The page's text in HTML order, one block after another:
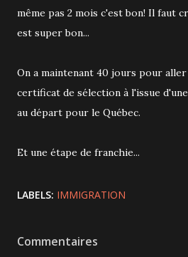
même pas 2 mois c'est bon! Il faut
est super bon...
On a maintenant 40 jours pour
certificat de sélection à l'issue
au départ pour le Québec.
Et une étape de franchie...
LABELS: IMMIGRATION
Commentaires